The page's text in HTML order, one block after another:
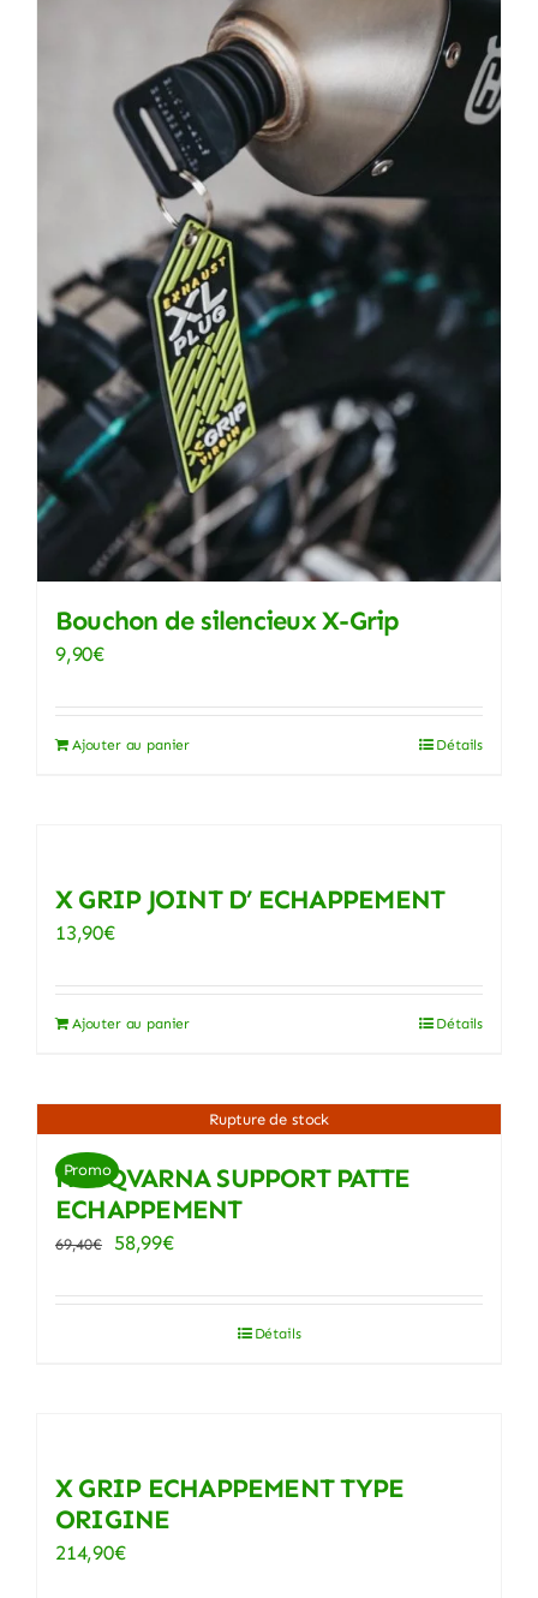
Bouchon de silencieux X-Grip
9,90€
Ajouter au panier Détails
X GRIP JOINT D’ ECHAPPEMENT
13,90€
Ajouter au panier Détails
Rupture de stock
Promo
HUSQVARNA SUPPORT PATTE
ECHAPPEMENT
69,40€
Le
initial
58,99€Le
actuel
Détails
X GRIP ECHAPPEMENT TYPE
ORIGINE
214,90€